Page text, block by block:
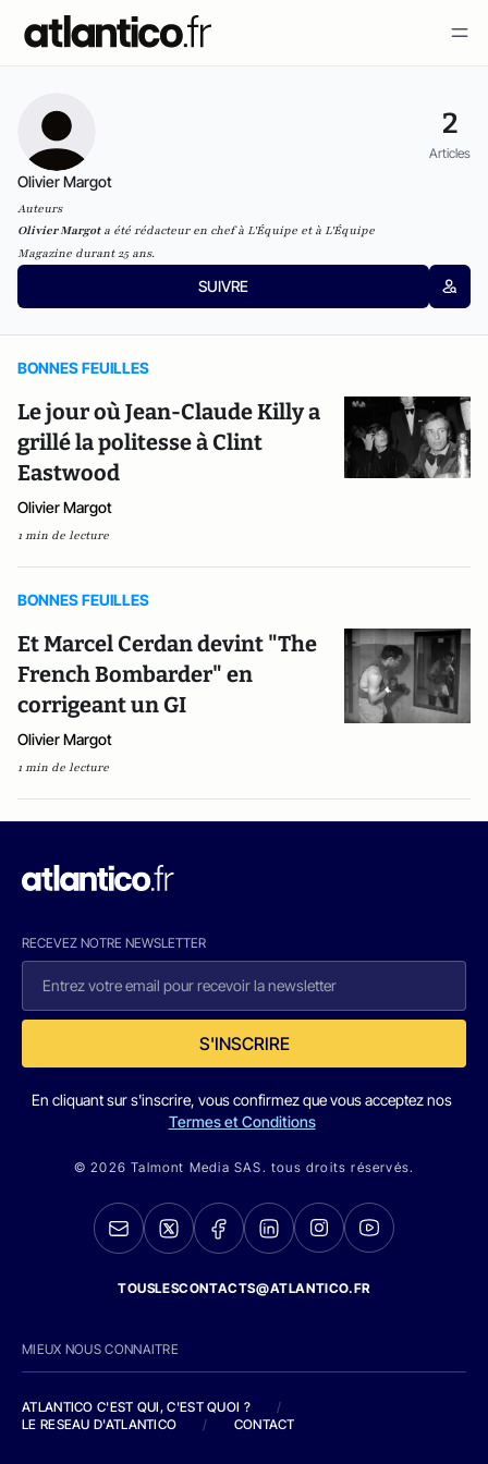
2
Articles
Olivier Margot
Auteurs
Olivier Margota été rédacteur en chef à L'Équipe et à L'Équipe
Magazine durant 25 ans.
SUIVRE
BONNES FEUILLES
Le jour où Jean-Claude Killy a
grillé la politesse à Clint
Eastwood
Olivier Margot
1 min de lecture
BONNES FEUILLES
Et Marcel Cerdan devint "The
French Bombarder" en
corrigeant un GI
Olivier Margot
1 min de lecture
RECEVEZ NOTRE NEWSLETTER
S'INSCRIRE
En cliquant sur s'inscrire, vous confirmez que vous acceptez nos
Termes et Conditions
© 2026 Talmont Media SAS. tous droits réservés.
TOUSLESCONTACTS@ATLANTICO.FR
MIEUX NOUS CONNAITRE
ATLANTICO C'EST QUI, C'EST QUOI ?
/
LE RESEAU D'ATLANTICO
/ CONTACT